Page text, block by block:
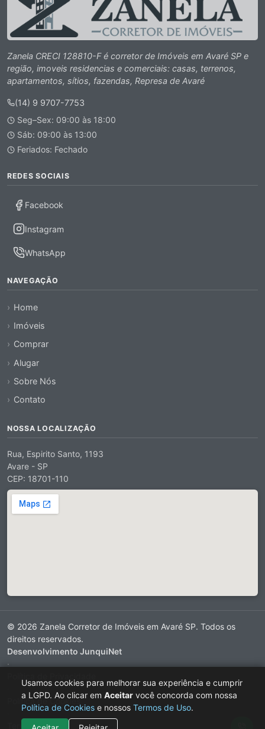
Zanela CRECI 128810-F é corretor de Imóveis em Avaré SP e
região, imoveis residencias e comerciais: casas, terrenos,
apartamentos, sítios, fazendas, Represa de Avaré
(14) 9 9707-7753
Seg–Sex: 09:00 às 18:00
Sáb: 09:00 às 13:00
Feriados: Fechado
REDES SOCIAIS
Facebook
Instagram
WhatsApp
NAVEGAÇÃO
Home
Imóveis
Comprar
Alugar
Sobre Nós
Contato
NOSSA LOCALIZAÇÃO
Rua, Espirito Santo, 1193
Avare - SP
CEP: 18701-110
© 2026 Zanela Corretor de Imóveis em Avaré SP. Todos os
direitos reservados.
Desenvolvimento JunquiNet
·
Política de Cookies
Termos de Uso
Usamos cookies para melhorar sua experiência e cumprir
a LGPD. Ao clicar em Aceitar você concorda com nossa
Política de Cookies e nossos Termos de Uso.